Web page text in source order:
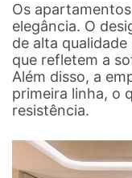
Os
elegância. O
de alta
que refletem a
Além disso, a
primeira linha, o
resistência.